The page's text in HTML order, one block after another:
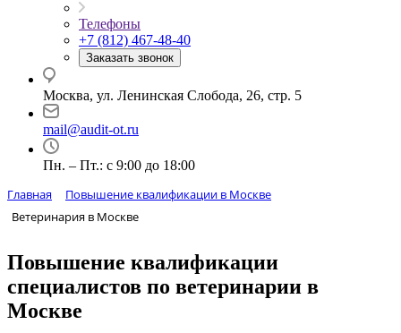
Телефоны
+7 (812) 467-48-40
Заказать звонок
Москва, ул. Ленинская Слобода, 26, стр. 5
mail@audit-ot.ru
Пн. – Пт.: с 9:00 до 18:00
Главная
Повышение квалификации в Москве
Ветеринария в Москве
Повышение квалификации
специалистов по ветеринарии в
Москве